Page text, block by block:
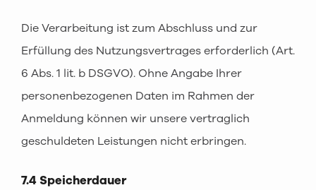
Die Verarbeitung ist zum Abschluss und zur
Erfüllung des Nutzungsvertrages erforderlich (Art.
6 Abs. 1 lit. b DSGVO). Ohne Angabe Ihrer
personenbezogenen Daten im Rahmen der
Anmeldung können wir unsere vertraglich
geschuldeten Leistungen nicht erbringen.
7.4 Speicherdauer